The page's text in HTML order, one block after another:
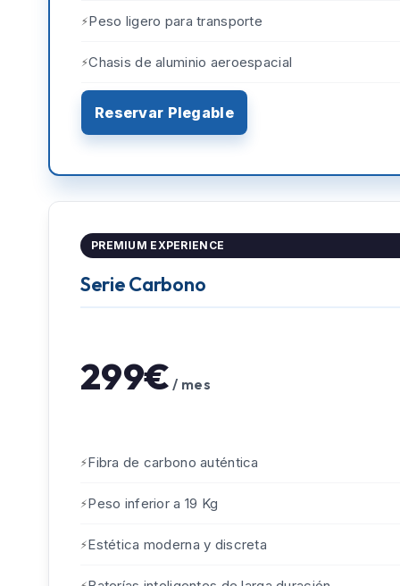
Peso ligero para transporte
Chasis de aluminio aeroespacial
Reservar Plegable
PREMIUM EXPERIENCE
Serie Carbono
299€ / mes
Fibra de carbono auténtica
Peso inferior a 19 Kg
Estética moderna y discreta